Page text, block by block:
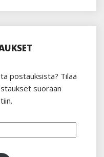
postauksista? Tilaa
suoraan